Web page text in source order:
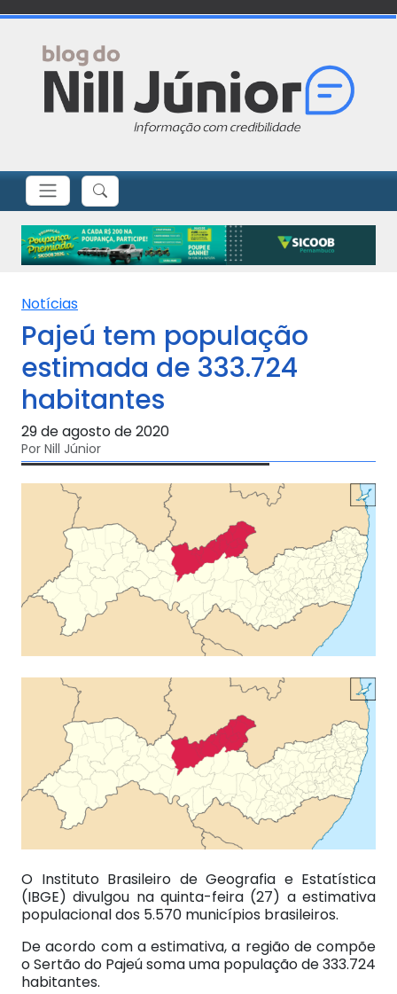
Notícias
Pajeú tem população
estimada de 333.724
habitantes
29 de agosto de 2020
Por Nill Júnior
O Instituto Brasileiro de Geografia e Estatística
(IBGE) divulgou na quinta-feira (27) a estimativa
populacional dos 5.570 municípios brasileiros.
De acordo com a estimativa, a região de compõe
o Sertão do Pajeú soma uma população de 333.724
habitantes.